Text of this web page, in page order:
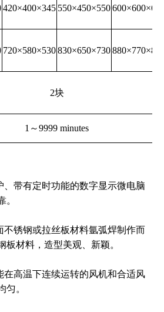
420×400×345 550×450×550
720×580×530830×650×730
2块
1 ～9999 minutes
箱体、温控系统和风循环系统组
钢板冲压而成，外表静电喷塑，内
层为优质保温棉，工作室与箱门连
封圈。温控系统为PID自适应控制
节，控制精度高，无超调。温度循
机、风道组成，利用风机的运转，
作室温度均匀性。
带有定时功能的数字显示微电脑
。
锈钢或拉丝板材料氩弧焊制作而
板材料，造型美观、新颖。
高温下连续运转的风机和合适风
匀。